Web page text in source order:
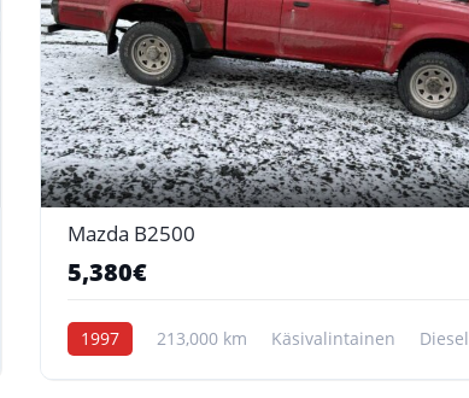
Mazda B2500
5,380€
1997 213,000 km Käsivalintainen Diesel